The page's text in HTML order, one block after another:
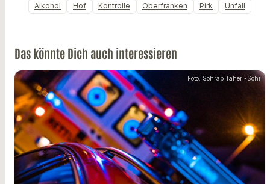
Alkohol Hof Kontrolle Oberfranken Pirk Unfall
Das könnte Dich auch interessieren
Foto: Sohrab Taheri-Sohi